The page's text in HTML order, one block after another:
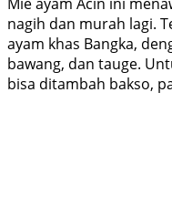
nagih dan murah lagi.
ayam khas Bangka,
bawang, dan tauge.
bisa ditambah bakso,